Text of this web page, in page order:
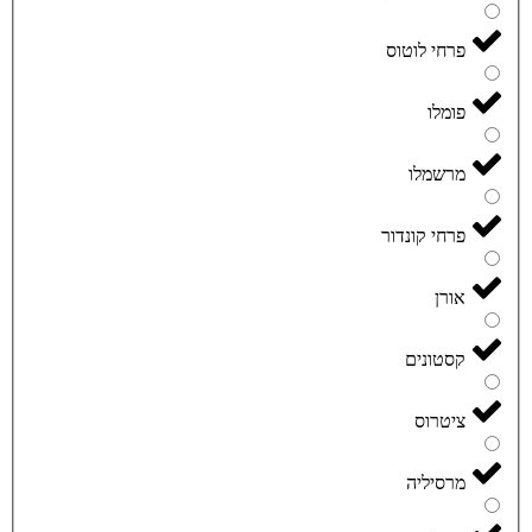
פרחי לוטוס
פומלו
מרשמלו
פרחי קונדור
אורן
קסטונים
ציטרוס
מרסיליה